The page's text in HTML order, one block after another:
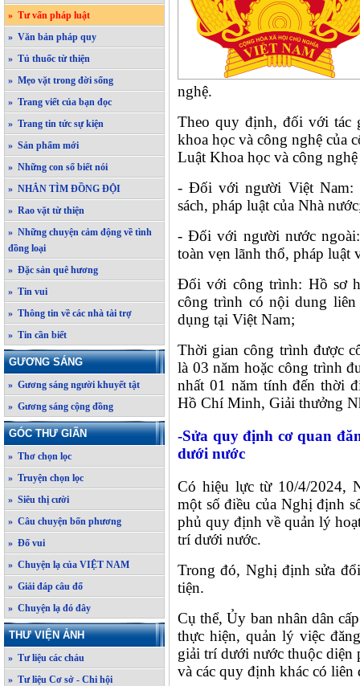
» Tư vấn pháp luật
» Văn bản pháp quy
» Tủ thuốc từ thiện
» Mẹo vặt trong đời sống
» Trang viết của bạn đọc
» Trang tin tức sự kiện
» Sản phẩm mới
» Những con số biết nói
» NHẮN TÌM ĐỒNG ĐỘI
» Rao vặt từ thiện
» Những chuyện cảm động về tình
đồng loại
» Đặc sản quê hương
» Tin vui
» Thông tin về các nhà tài trợ
» Tin cần biết
GƯƠNG SÁNG
» Gương sáng người khuyết tật
» Gương sáng cộng đồng
GÓC THƯ GIÃN
» Thơ chọn lọc
» Truyện chọn lọc
» Siêu thị cười
» Câu chuyện bốn phương
» Đố vui
» Chuyện lạ của VIỆT NAM
» Giải đáp câu đố
» Chuyện lạ đó đây
THƯ VIỆN ẢNH
» Tư liệu các cháu
» Tư liệu Cơ sở - Chi hội
nghệ.
Theo quy định, đối với tác
khoa học và công nghệ
Luật Khoa học và công
- Đối với người Việt Nam:
sách, pháp luật của Nhà
- Đối với người nước
toàn vẹn lãnh thổ, pháp luật
Đối với công trình: Hồ sơ
công trình có nội dung liên
dụng tại Việt Nam;
Thời gian công trình được
là 03 năm hoặc công trình
nhất 01 năm tính đến thời
Hồ Chí Minh, Giải thưởng
-Sửa quy định cơ quan
dưới nước
Có hiệu lực từ 10/4/2024,
một số điều của Nghị định
phủ quy định về quản lý
trí dưới nước.
Trong đó, Nghị định sửa
tiện.
Cụ thể, Ủy ban nhân dân
thực hiện, quản lý việc
giải trí dưới nước thuộc
và các quy định khác có liên